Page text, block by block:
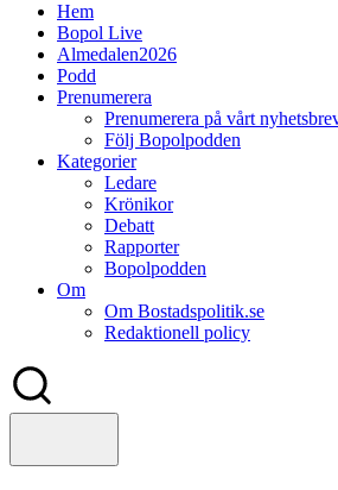
Hem
Bopol Live
Almedalen2026
Podd
Prenumerera
Prenumerera på vårt
Följ Bopolpodden
Kategorier
Ledare
Krönikor
Debatt
Rapporter
Bopolpodden
Om
Om Bostadspolitik.se
Redaktionell policy